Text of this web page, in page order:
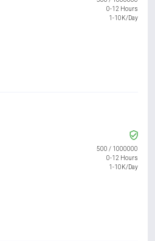
0-12 Hours
1-10K/Day
500 / 1000000
0-12 Hours
1-10K/Day